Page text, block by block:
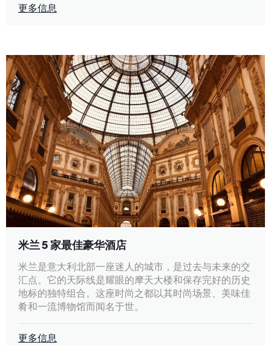
更多信息
米兰 5 家最佳豪华酒店
米兰是意大利北部一座迷人的城市，是过去与未来的交
汇点。它的天际线是耀眼的摩天大楼和保存完好的历史
地标的独特组合。这座时尚之都以其时尚场景、美味佳
肴和一流博物馆而闻名于世。
更多信息